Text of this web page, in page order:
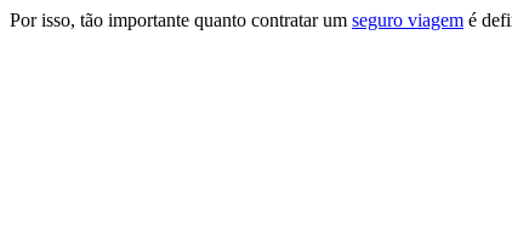
Por isso, tão importante quanto contratar um seguro viagem é